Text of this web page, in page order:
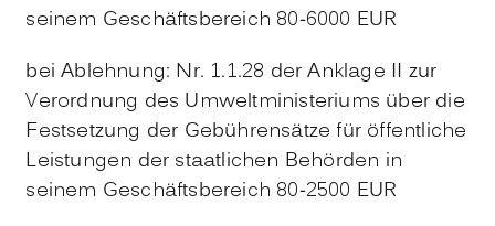
seinem Geschäftsbereich 80-6000 EUR
bei Ablehnung: Nr. 1.1.28 der Anklage II zur
Verordnung des Umweltministeriums über die
Festsetzung der Gebührensätze für öffentliche
Leistungen der staatlichen Behörden in
seinem Geschäftsbereich 80-2500 EUR